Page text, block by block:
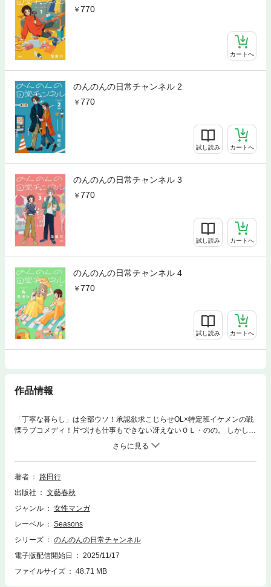
770
カートへ
のんのんの日常チャンネル 2
770
試し読み カートへ
のんのんの日常チャンネル 3
770
試し読み カートへ
のんのんの日常チャンネル 4
770
試し読み カートへ
作品情報
「丁寧な暮らし」は全部ウソ！承認欲求こじらせOL×特定班イケメンの戦
慄ラブコメディ！片づけも仕事もできない冴えないＯＬ・のの。 しかし彼
女には、誰にも言えない秘密があった。 それは、顔出しなしのVlogger
（ブイロガー）「のんのん」として、日常を盛りに盛って配信しているこ
と！散らかった部屋のわずかなスペースだけを綺麗にし、借り物のアイテ
ムで「丁寧な暮らし」を偽装。 ネット上の称賛を浴びて承認欲求を満たす
入る超有名企業のイケメン社員に声をかけられる。 「のんのんさんですよ
ね？ いつも動画見てます」——顔出ししていないのに、なぜバレた！？
シンデレラストーリーなのか、それとも逃げ場のないホラーなのか。 SNS
の虚飾と歪んだ愛情が交差する、ゾクゾクが止まらない新感覚ラブコメデ
著者
路田行
出版社
文藝春秋
ジャンル
女性マンガ
レーベル
Seasons
シリーズ
のんのんの日常チャンネル
電子版配信開始日
2025/11/17
ファイルサイズ
48.71 MB